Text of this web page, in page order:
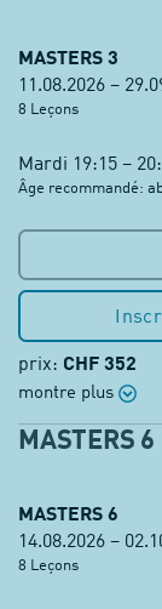
MASTERS 3
11.08.2026 –
8 Leçons
Mardi 19:15 –
Âge recommandé:
prix: CHF 352
montre plus
MASTERS 6
MASTERS 6
14.08.2026 –
8 Leçons